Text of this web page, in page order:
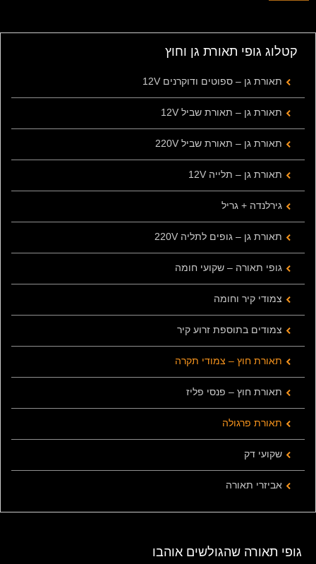
קטלוג גופי תאורת גן וחוץ
תאורת גן – ספוטים ודוקרנים 12V
תאורת גן – תאורת שביל 12V
תאורת גן – תאורת שביל 220V
תאורת גן – תלייה 12V
גירלנדה + גריל
תאורת גן – גופים לתליה 220V
גופי תאורה – שקועי חומה
צמודי קיר וחומה
צמודים בתוספת זרוע קיר
תאורת חוץ – צמודי תקרה
תאורת חוץ – פנסי פליז
תאורת פרגולה
שקועי דק
אביזרי תאורה
גופי תאורה שהגולשים אוהבו